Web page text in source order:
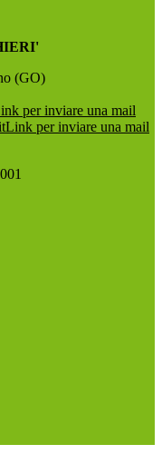
(GO)
per inviare una mail
Link per inviare una mail